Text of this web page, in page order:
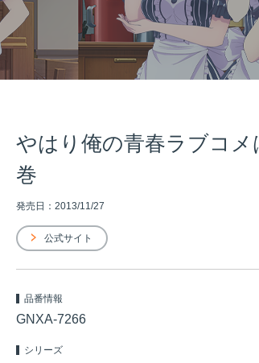
やはり俺の青春ラブコ
巻
発売日：2013/11/27
公式サイト
品番情報
GNXA-7266
シリーズ